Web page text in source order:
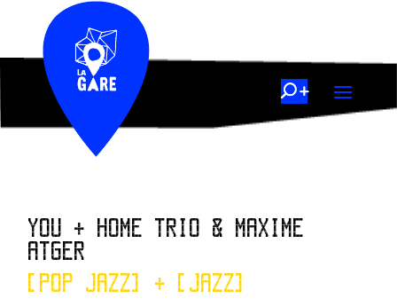
YOU + HOME TRIO & MAXIME
ATGER
[POP JAZZ] + [JAZZ]